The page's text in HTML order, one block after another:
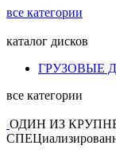
все категории
каталог дисков
ГРУЗОВЫЕ
все категории
ОДИН ИЗ